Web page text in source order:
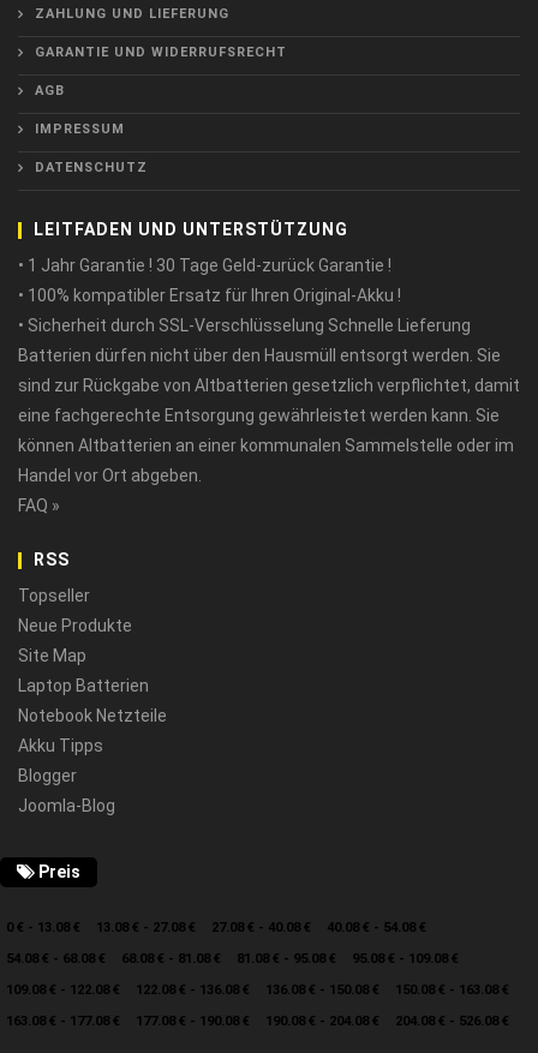
ZAHLUNG UND LIEFERUNG
GARANTIE UND WIDERRUFSRECHT
AGB
IMPRESSUM
DATENSCHUTZ
LEITFADEN UND UNTERSTÜTZUNG
• 1 Jahr Garantie ! 30 Tage Geld-zurück Garantie !
• 100% kompatibler Ersatz für Ihren Original-Akku !
• Sicherheit durch SSL-Verschlüsselung Schnelle Lieferung
Batterien dürfen nicht über den Hausmüll entsorgt werden. Sie
sind zur Rückgabe von Altbatterien gesetzlich verpflichtet, damit
eine fachgerechte Entsorgung gewährleistet werden kann. Sie
können Altbatterien an einer kommunalen Sammelstelle oder im
Handel vor Ort abgeben.
FAQ »
RSS
Topseller
Neue Produkte
Site Map
Laptop Batterien
Notebook Netzteile
Akku Tipps
Blogger
Joomla-Blog
Preis
0 € - 13.08 € 13.08 € - 27.08 € 27.08 € - 40.08 €
40.08 € - 54.08 €
54.08 € - 68.08 €
68.08 € - 81.08 € 81.08 € - 95.08 €
95.08 € - 109.08 €
109.08 € - 122.08 €
122.08 € - 136.08 € 136.08 € - 150.08 €
150.08 € - 163.08 €
163.08 € - 177.08 €
177.08 € - 190.08 € 190.08 € - 204.08 € 204.08 € - 526.08 €